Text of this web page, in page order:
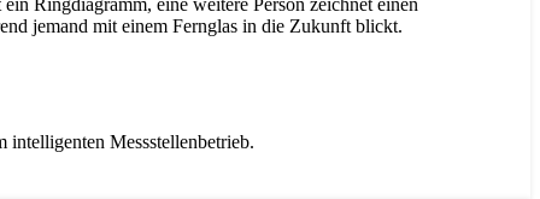
intelligenten Messstellenbetrieb.